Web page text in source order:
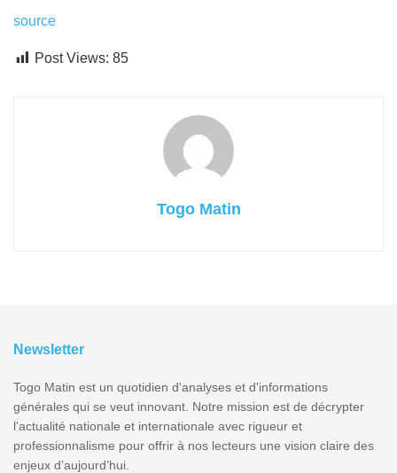
source
Post Views: 85
Togo Matin
Newsletter
Togo Matin est un quotidien d'analyses et d'informations
générales qui se veut innovant. Notre mission est de décrypter
l'actualité nationale et internationale avec rigueur et
professionnalisme pour offrir à nos lecteurs une vision claire des
enjeux d’aujourd’hui.